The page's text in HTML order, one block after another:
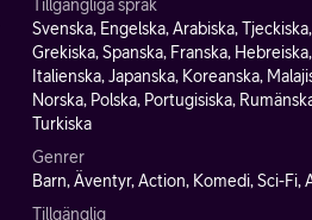
Tillgängliga språk
Svenska, Engelska, Arabiska,
Grekiska, Spanska, Franska,
Italienska, Japanska, Koreanska,
Norska, Polska, Portugisiska,
Turkiska
Genrer
Barn, Äventyr, Action, Komedi, Sci-Fi,
Tillgänglig